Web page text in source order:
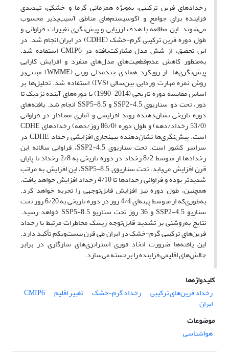
رخدادهای فرین ترکیبی، به‌ویژه همزمانی گرما و خشکی، تهدیدی
فزاینده برای جوامع و اکوسیستم‌های مناطق آسیب‌پذیر محسوب
می‌شوند. این مطالعه با هدف ارزیابی و پیش‌نگری تغییرات فراوانی و
طول دوره فرین ترکیبی گرم-خشک (CDHE) در ایران انجام شد. در
این تحقیق، از شش مدل مشارکت‌یافته در CMIP6 استفاده شد.
به‌منظور کاهش عدم‌قطعیت‌های مدل‌های منفرد و افزایش کارایی
پیش‌نگری‌ها، از رویکرد همادی چندمدلی وزنی (WMME) مبتنی‌بر
روش نمره مهارت وردایی بین‌سالی (IVS) استفاده شد. تحلیل‌ها بر
اساس مقایسه دوره تاریخی (2014-1990) با دوره‌های آینده نزدیک تا
دور، تحت دو سناریوی SSP2-4.5 و SSP5-8.5 انجام شد. یافته‌های
دوره تاریخی نشان‌دهنده روند افزایشی و آماری معنادار در فراوانی
(53/0 رخداد/دهه) و طول دوره (86/0 روز/دهه) رخدادهای CDHE
است. پیش‌نگری‌ها نشان‌دهنده بی‎هنجاری افزایشی رخداد CDHE در
سراسر کشور است. تحت سناریوی SSP2-4.5، فراوانی سالانه این
رخدادها از متوسط 8/2 رخداد در دوره تاریخی به 2/8 رخداد تا پایان
قرن افزایش می‌یابد. تحت سناریوی SSP5-8.5، این افزایش به مراتب
شدیدتر بوده و فراوانی رخدادها تا 4/10 رخداد افزایش خواهد یافت.
همچنین، طول دوره نیز افزایش قابل‌توجهی را تجربه خواهد کرد.
به‌طوری‌که از متوسط پهنه‌ای 4/4 روز در دوره تاریخی به 6/20 روز تحت
سناریو SSP2-4.5 و 36 روز تحت سناریو SSP5-8.5 خواهد رسید.
نتایج به‌روشنی بر تشدید قابل‌توجه ریسک مخاطرات مرتبط با رخداد
فرین‌های ترکیبی گرم-خشک در ایران طی قرن بیست‌ویکم تأکید دارد.
این یافته‌ها ضرورت اتخاذ فوری استراتژی‌های سازگاری در برابر
چالش‌های اقلیمی فزاینده را برجسته می‌سازد.
کلیدواژه‌ها
رخداد فرین‌های ترکیبی
رخداد گرم-خشک تغییر اقلیم CMIP6
ایران
موضوعات
هواشناسی